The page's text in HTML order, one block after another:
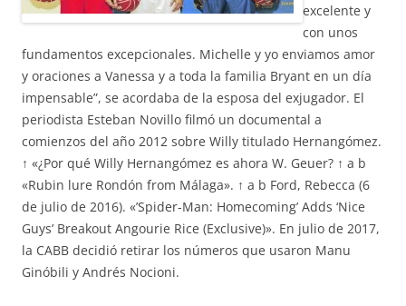
excelente y
con unos
fundamentos excepcionales. Michelle y yo enviamos amor
y oraciones a Vanessa y a toda la familia Bryant en un día
impensable”, se acordaba de la esposa del exjugador. El
periodista Esteban Novillo filmó un documental a
comienzos del año 2012 sobre Willy titulado Hernangómez.
↑ «¿Por qué Willy Hernangómez es ahora W. Geuer? ↑ a b
«Rubin lure Rondón from Málaga». ↑ a b Ford, Rebecca (6
de julio de 2016). «’Spider-Man: Homecoming’ Adds ‘Nice
Guys’ Breakout Angourie Rice (Exclusive)». En julio de 2017,
la CABB decidió retirar los números que usaron Manu
Ginóbili y Andrés Nocioni.